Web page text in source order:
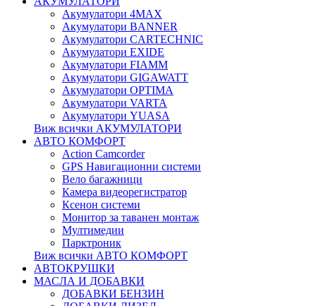
Акумулатори 4MAX
Акумулатори BANNER
Акумулатори CARTECHNIC
Акумулатори EXIDE
Акумулатори FIAMM
Акумулатори GIGAWATT
Акумулатори OPTIMA
Акумулатори VARTA
Акумулатори YUASA
Виж всички АКУМУЛАТОРИ
АВТО КОМФОРТ
Action Camcorder
GPS Навигационни системи
Вело багажници
Камера видеорегистратор
Ксенон системи
Монитор за таванен монтаж
Мултимедии
Парктроник
Виж всички АВТО КОМФОРТ
АВТОКРУШКИ
МАСЛА И ДОБАВКИ
ДОБАВКИ БЕНЗИН